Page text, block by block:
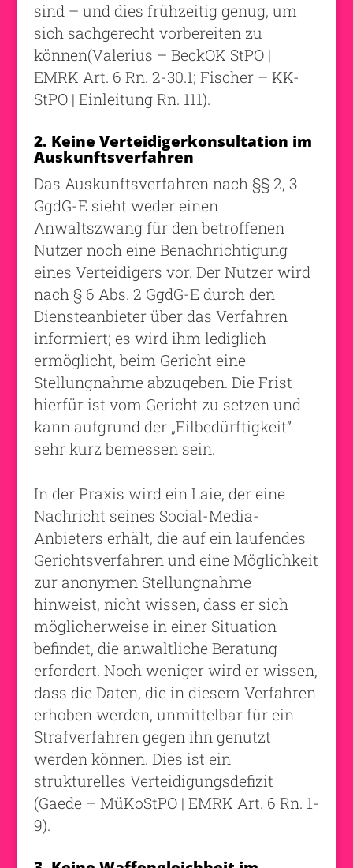
sind – und dies frühzeitig genug, um
sich sachgerecht vorbereiten zu
können(Valerius – BeckOK StPO |
EMRK Art. 6 Rn. 2-30.1; Fischer – KK-
StPO | Einleitung Rn. 111).
2. Keine Verteidigerkonsultation im
Auskunftsverfahren
Das Auskunftsverfahren nach §§ 2, 3
GgdG-E sieht weder einen
Anwaltszwang für den betroffenen
Nutzer noch eine Benachrichtigung
eines Verteidigers vor. Der Nutzer wird
nach § 6 Abs. 2 GgdG-E durch den
Diensteanbieter über das Verfahren
informiert; es wird ihm lediglich
ermöglicht, beim Gericht eine
Stellungnahme abzugeben. Die Frist
hierfür ist vom Gericht zu setzen und
kann aufgrund der „Eilbedürftigkeit”
sehr kurz bemessen sein.
In der Praxis wird ein Laie, der eine
Nachricht seines Social-Media-
Anbieters erhält, die auf ein laufendes
Gerichtsverfahren und eine Möglichkeit
zur anonymen Stellungnahme
hinweist, nicht wissen, dass er sich
möglicherweise in einer Situation
befindet, die anwaltliche Beratung
erfordert. Noch weniger wird er wissen,
dass die Daten, die in diesem Verfahren
erhoben werden, unmittelbar für ein
Strafverfahren gegen ihn genutzt
werden können. Dies ist ein
strukturelles Verteidigungsdefizit
(Gaede – MüKoStPO | EMRK Art. 6 Rn. 1-
9).